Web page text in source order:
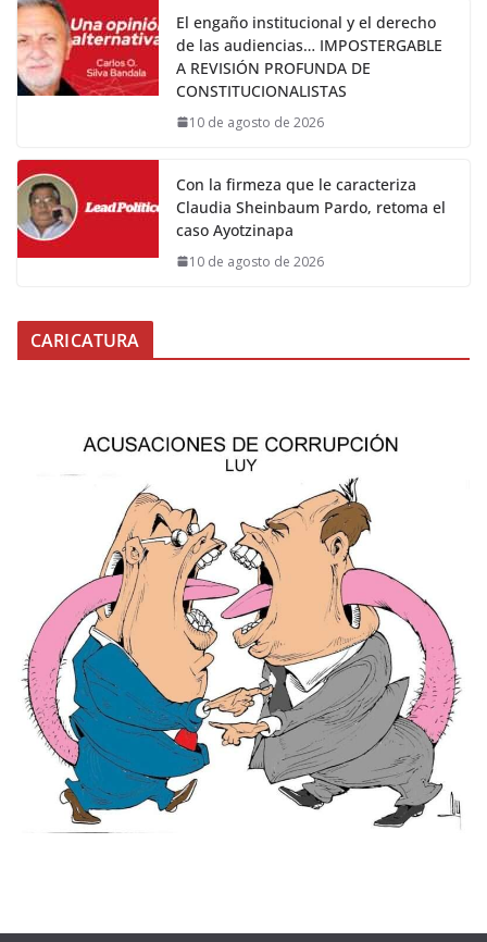
El engaño institucional y el derecho
de las audiencias… IMPOSTERGABLE
A REVISIÓN PROFUNDA DE
CONSTITUCIONALISTAS
10 de agosto de 2026
Con la firmeza que le caracteriza
Claudia Sheinbaum Pardo, retoma el
caso Ayotzinapa
10 de agosto de 2026
CARICATURA